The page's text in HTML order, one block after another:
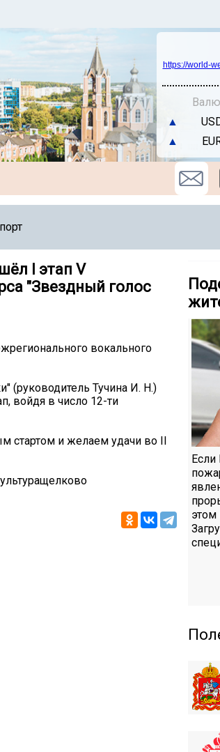
https://world-
▲
▲
I этап V
"Звездный голос
вокального
(руководитель Тучина И. Н.)
войдя в число 12-ти
стартом и желаем удачи во II
Если
этом